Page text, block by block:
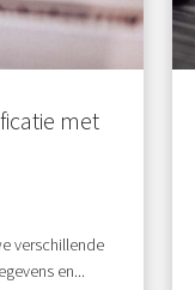
met
verschillende
en...